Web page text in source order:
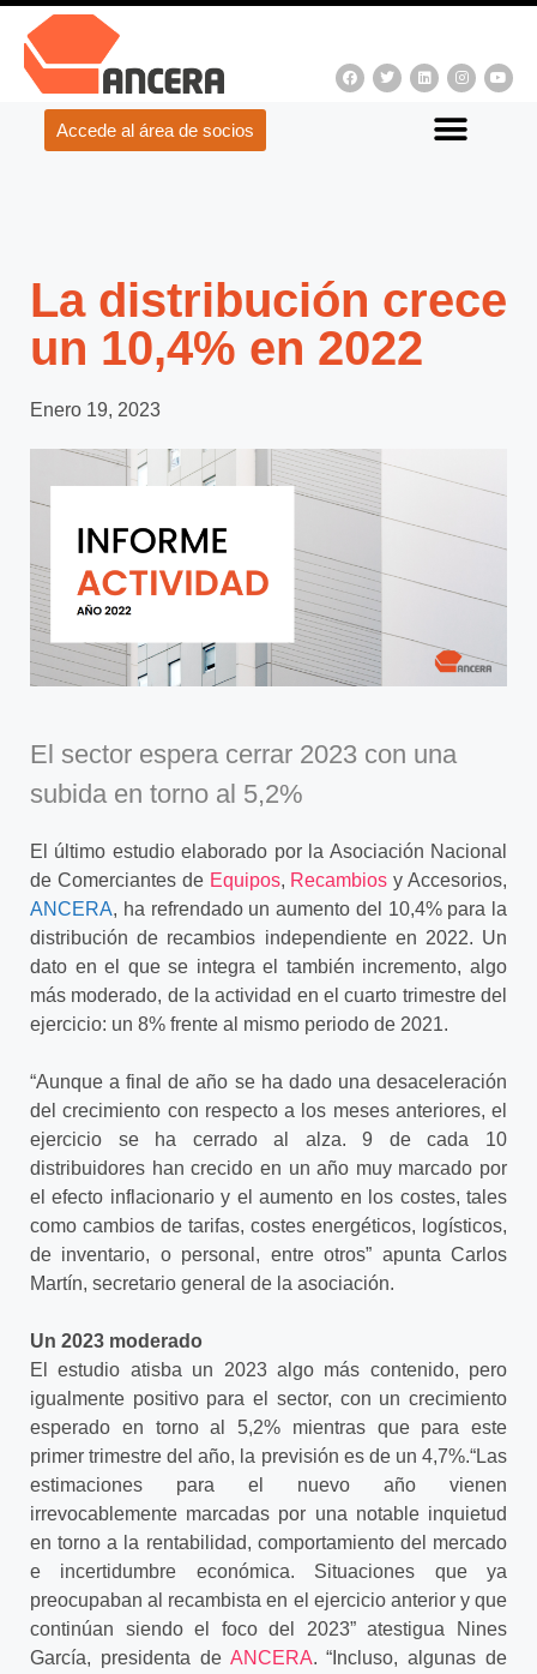
Accede al área de socios
La distribución crece
un 10,4% en 2022
Enero 19, 2023
El sector espera cerrar 2023 con una
subida en torno al 5,2%
El último estudio elaborado por la Asociación Nacional
de Comerciantes de Equipos, Recambios y Accesorios,
ANCERA, ha refrendado un aumento del 10,4% para la
distribución de recambios independiente en 2022. Un
dato en el que se integra el también incremento, algo
más moderado, de la actividad en el cuarto trimestre del
ejercicio: un 8% frente al mismo periodo de 2021.
“Aunque a final de año se ha dado una desaceleración
del crecimiento con respecto a los meses anteriores, el
ejercicio se ha cerrado al alza. 9 de cada 10
distribuidores han crecido en un año muy marcado por
el efecto inflacionario y el aumento en los costes, tales
como cambios de tarifas, costes energéticos, logísticos,
de inventario, o personal, entre otros” apunta Carlos
Martín, secretario general de la asociación.
Un 2023 moderado
El estudio atisba un 2023 algo más contenido, pero
igualmente positivo para el sector, con un crecimiento
esperado en torno al 5,2% mientras que para este
primer trimestre del año, la previsión es de un 4,7%.“Las
estimaciones para el nuevo año vienen
irrevocablemente marcadas por una notable inquietud
en torno a la rentabilidad, comportamiento del mercado
e incertidumbre económica. Situaciones que ya
preocupaban al recambista en el ejercicio anterior y que
continúan siendo el foco del 2023” atestigua Nines
García, presidenta de ANCERA. “Incluso, algunas de